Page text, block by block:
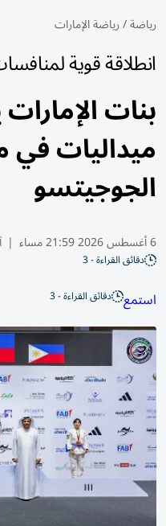
رياضة/رياضة الإمارات
انطلاقة قوية
ميداليات في
الجوجيتسو
6 أغسطس 2026 21:59 مساء |
دقائق القراءة - 3
استمع دقائق القراءة - 3